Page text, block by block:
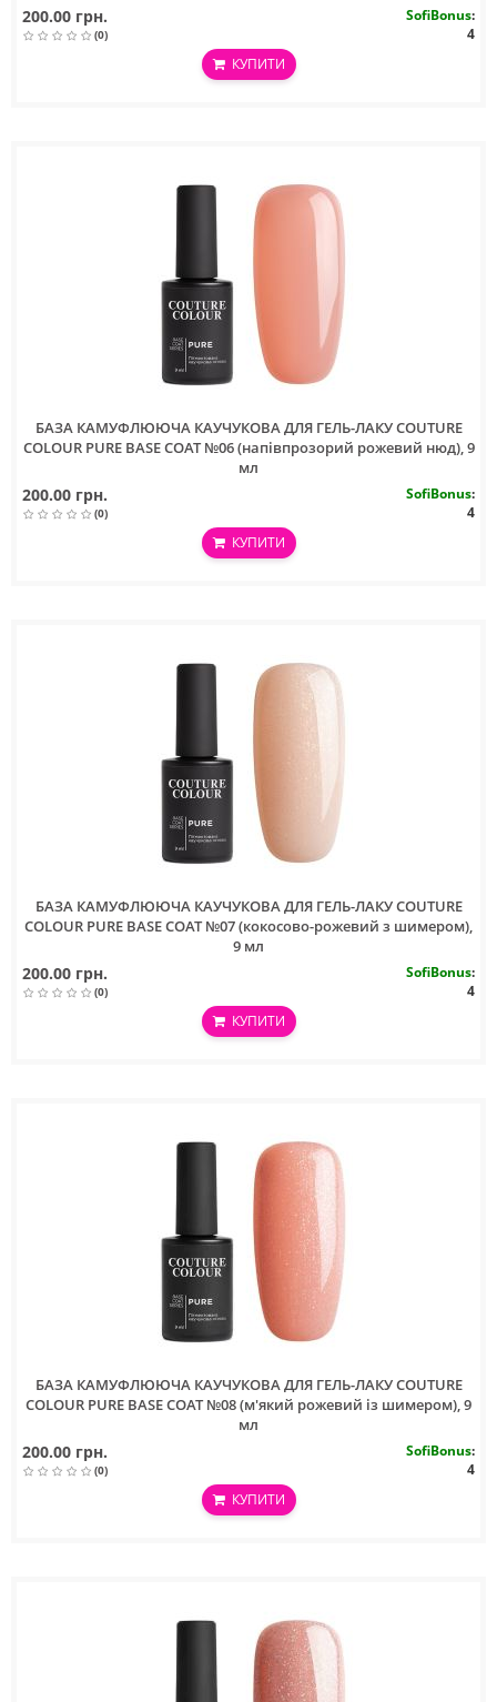
200.00 грн.
(0)
SofiBonus:
4
КУПИТИ
БАЗА КАМУФЛЮЮЧА КАУЧУКОВА ДЛЯ ГЕЛЬ-ЛАКУ COUTURE
COLOUR PURE BASE COAT №06 (напівпрозорий рожевий нюд), 9
мл
200.00 грн.
(0)
SofiBonus:
4
КУПИТИ
БАЗА КАМУФЛЮЮЧА КАУЧУКОВА ДЛЯ ГЕЛЬ-ЛАКУ COUTURE
COLOUR PURE BASE COAT №07 (кокосово-рожевий з шимером),
9 мл
200.00 грн.
(0)
SofiBonus:
4
КУПИТИ
БАЗА КАМУФЛЮЮЧА КАУЧУКОВА ДЛЯ ГЕЛЬ-ЛАКУ COUTURE
COLOUR PURE BASE COAT №08 (м'який рожевий із шимером), 9
мл
200.00 грн.
(0)
SofiBonus:
4
КУПИТИ